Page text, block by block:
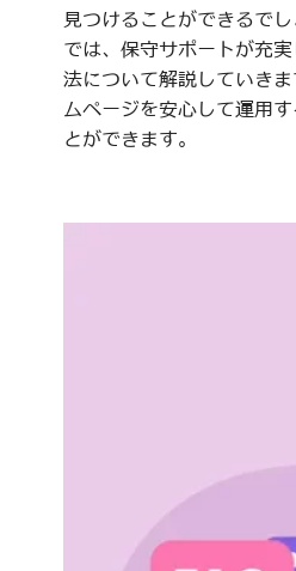
見つけることができるで
では、保守サポートが充
法について解説していき
ムページを安心して運用
とができます。